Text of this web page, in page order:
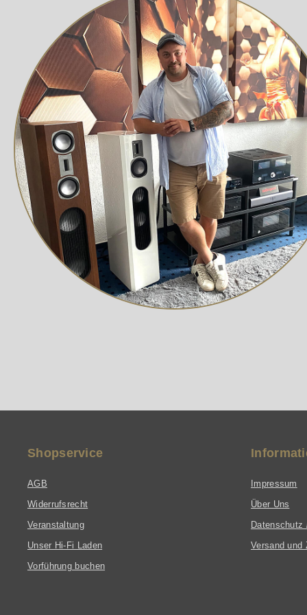
Echte Tape-Schleife (z.B. für Equalizer)
Bypass-Eingang
Kopfhörer-Buchse 6.5mm
Durchgehend fernbedienbar
Systemfernbedienung (optional)
Erweiterbar um Phono Modul und Digital-Input
Shopservice
AGB
Widerrufsrecht
Veranstaltung
Unser Hi-Fi Laden
Vorführung buchen
Impressum
Über Uns
Datenschutz
Versand und